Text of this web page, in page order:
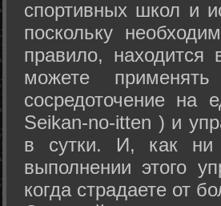
спортивных школ и
поскольку
правило,
можете
сосредоточение на
Seikan-­no-­itten ) и
в сутки. И, как ни
выполнении этого
когда страдаете от